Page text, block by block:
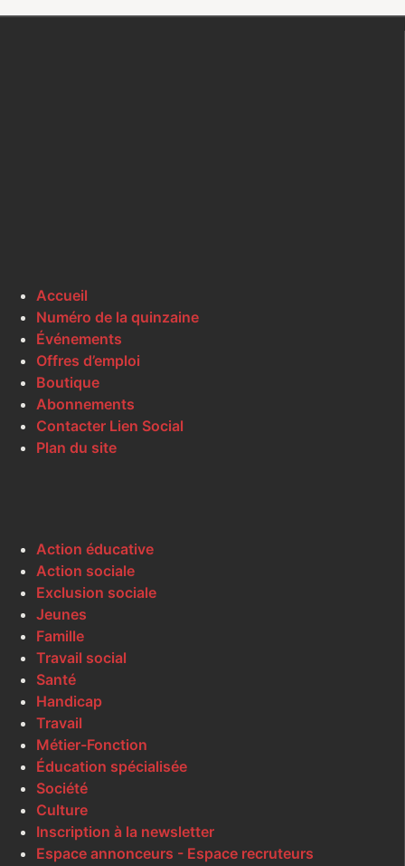
Accueil
Numéro de la quinzaine
Événements
Offres d’emploi
Boutique
Abonnements
Contacter Lien Social
Plan du site
Action éducative
Action sociale
Exclusion sociale
Jeunes
Famille
Travail social
Santé
Handicap
Travail
Métier-Fonction
Éducation spécialisée
Société
Culture
Inscription à la newsletter
Espace annonceurs - Espace recruteurs